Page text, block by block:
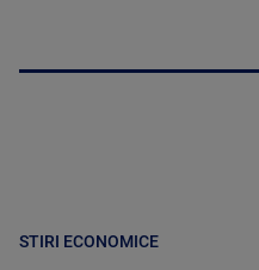
STIRI ECONOMICE